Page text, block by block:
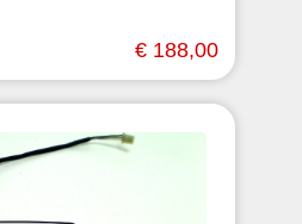
€ 188,00